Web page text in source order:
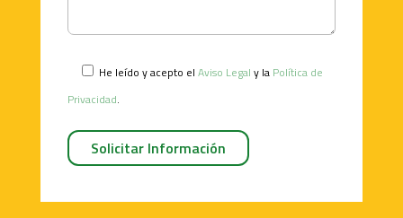
He leído y acepto el Aviso Legal y la Política de
Privacidad.